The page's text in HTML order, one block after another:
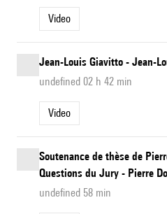
Video
Jean-Louis Giavitto - Jean-
undefined 02 h 42 min
Video
Soutenance de thèse de
Questions du Jury - Pierre
undefined 58 min